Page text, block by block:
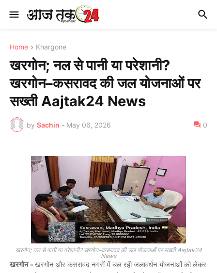
Home Khargone
खरगोन; नल से पानी या परेशानी?
खरगोन–कसरावद की जल योजनाओं पर
सख्ती Aajtak24 News
by Sachin - May 06, 2026 0
खरगोन; नल से पानी या परेशानी? खरगोन–कसरावद की जल योजनाओं पर सख्ती Aajtak24
News
खरगोन - खरगोन और कसरावद नगरों में चल रही जलावर्धन योजनाओं को लेकर